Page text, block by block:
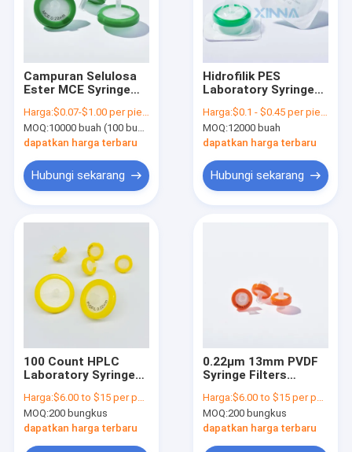
Campuran Selulosa
Ester MCE Syringe
Membran Hydrophilic
0,22μm φ13MM
Harga:$0.07-$1.00 per piece
MOQ:10000 buah (100 buah per bungkus)
dapatkan harga terbaru
Hubungi sekarang
Hidrofilik PES
Laboratory Syringe
Filtration
Consumables
Harga:$0.1 - $0.45 per piece
MOQ:12000 buah
dapatkan harga terbaru
Hubungi sekarang
100 Count HPLC
Laboratory Syringe
PVDF Syringe Filter
Harga:$6.00 to $15 per pack
MOQ:200 bungkus
dapatkan harga terbaru
0.22μm 13mm PVDF
Syringe Filters
Sterile 100 pcs/Pk
Harga:$6.00 to $15 per pack
MOQ:200 bungkus
dapatkan harga terbaru